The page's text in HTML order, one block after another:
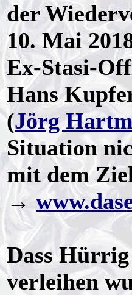
der
10. Mai
Ex-Stasi-
Hans
(Jörg
Situation
mit dem
→
Dass
verleihen